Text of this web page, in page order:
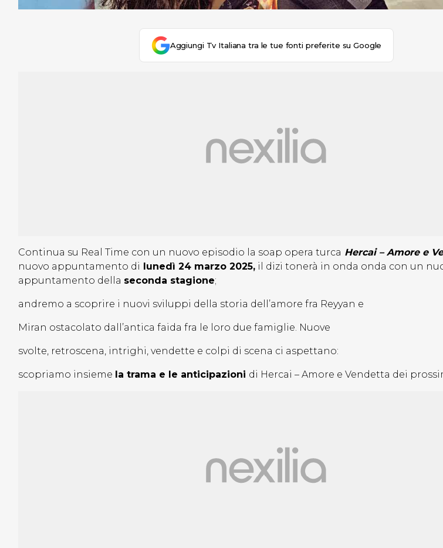
Aggiungi Tv Italiana tra le tue fonti preferite su Google
Continua su Real Time con un nuovo episodio la soap opera turca Hercai – Amore e
nuovo appuntamento di lunedì 24 marzo 2025, il dizi tonerà in onda onda con un
appuntamento della seconda stagione;
andremo a scoprire i nuovi sviluppi della storia dell’amore fra Reyyan e
Miran ostacolato dall’antica faida fra le loro due famiglie. Nuove
svolte, retroscena, intrighi, vendette e colpi di scena ci aspettano:
scopriamo insieme la trama e le anticipazioni di Hercai – Amore e Vendetta dei